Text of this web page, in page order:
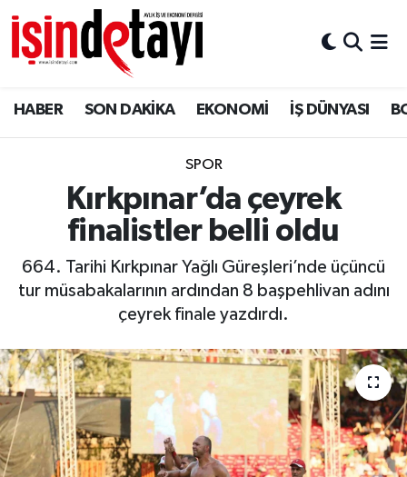
HABER SON DAKİKA EKONOMİ İŞ DÜNYASI
SPOR
Kırkpınar’da çeyrek
finalistler belli oldu
664. Tarihi Kırkpınar Yağlı Güreşleri’nde üçüncü
tur müsabakalarının ardından 8 başpehlivan adını
çeyrek finale yazdırdı.
DÜNYA
Eğitim
ENERJİ HABERİ
HABER
LOJİSTİK
MAGAZİN
OTO DETAY
Nöbetçi Eczaneler
Hava Durumu
İstanbul Namaz Vakitleri
Trafik Durumu
Tüm Manşetler
Son Dakika Haberleri
Haber Arşivi